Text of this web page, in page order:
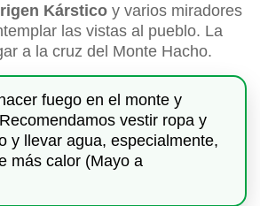
Kárstico y varios miradores
las vistas al pueblo. La
a la cruz del Monte Hacho.
fuego en el monte y
vestir ropa y
y llevar agua, especialmente,
más calor (Mayo a